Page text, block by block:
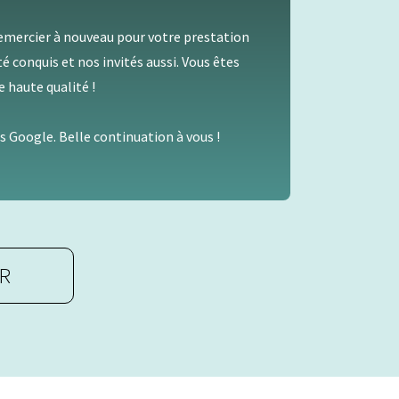
à nouveau pour votre prestation
et nos invités aussi. Vous êtes
qualité !
Belle continuation à vous !